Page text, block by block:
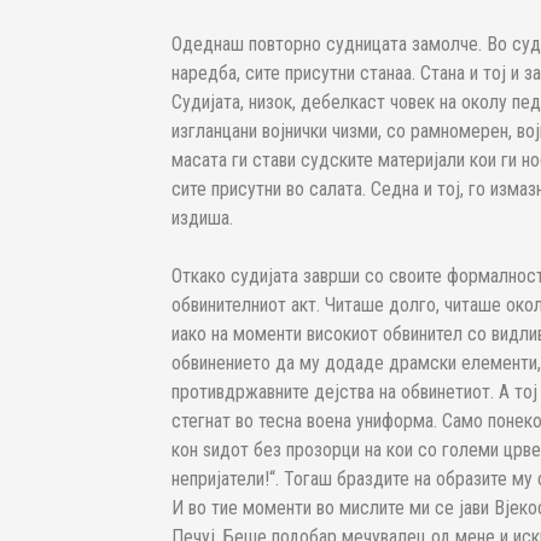
Одеднаш повторно судницата замолче. Во
наредба, сите присутни станаа. Стана и тој и
Судијата, низок, дебелкаст човек на околу
изгланцани војнички чизми, со рамномерен,
масата ги стави судските материјали кои ги
сите присутни во салата. Седна и тој, го
издиша.
Откако судијата заврши со своите формалности, збор зеде обвинителот и започна да го чита обвинителниот акт. Читаше долго, читаше околу час и дваесетина минути со монотон, здодевен тон, иако на моменти високиот обвинител со видлив вишок на килограми се обидуваше на текстот на обвинението да му додаде драмски елементи, особено во деловите каде се опишуваа противдржавните дејства на обвинетиот. А тој остана смирен и не го тргна погледот од обвинителот стегнат во тесна воена униформа. Само понекогаш ќе ја закосеше главата и ќе погледнеше на лево, кон ѕидот без прозорци на кои со големи црвени букви беше испишана паролата „Долу народните непријатели!“. Тогаш браздите на образите му стануваа подлабоки, а густите веѓи му се доближуваа. И во тие моменти во мислите ми се јави Вјекослав, мојот стар пријател уште од мојот престој во Печуј. Беше подобар мечувалец од мене и искрено признавам поголем идеалист. Јас подобро пишував од него и повторно искрено, повеќе нештата ги гледав со разумот. Кај Вјеко, срцето беше господарот. Војната, фала богу, ја преживеавме и го дочекавме настанувањето на новата држава. Заедно бевме и во Бјеловар, 1919 година. Гледавме кон исток, кон случувањата кои доаѓаа од големата земја, имавме големи очекувања и верувавме дека светот, еве сега, ќе биде подобар и посреќен. Потоа јас борбата ја продолжив со полемики, книжевни критики, книжевни пресметки и кафански муабетења, а Вјеко борбата знаеше да ја води со револвер. Окапа по разните затвори, скоро осум години. Колку можев помагав, но признавам понекогаш не можев ништо да сторам и покрај бројните познанства што ги имав. И така сè до 1936 година кога Вјеко излезе, по не знам кој пат, од затвор, а во Шпанија започна граѓанската војна. И не му требаше многу на Вјеко за повторно понесен од она што му говори срцето да тргне воден од своите длабоко вкоренети идеали кон непознатата топла земја за која единствено што знаеше е дека има преубави жени и дека ако сега не помогне во борбата, фашизмот еднаш засекогаш ќе го освои светот и секоја слободна и демократска мисла и идеја засекогаш ќе биде загубена. Кон Шпанија тргна илегално затоа што легално не можеше да ја напушти земјата, имаше предебело полициско досие. Преку Павле Грегориќ некако извади фалц документи, ама, за секој случај, границата кон Австрија ја помина илегално. Потоа беше полесно до Париз, а оттаму во организирани групи од пет до седум лица преку скриени, планински патчиња стигна во Шпанија. Во Шпанија остана до почетокот на 1939 година кога Интернационалните бригади беа распуштени и доброволците кои беа дојдени во Шпанија мораа да се вратат во своите земји. Таму ги помина сите големи битки, неколкупати рануван, од одбраната на Мадрид, битката на Харама, фронтот во Арагон, преку битката на Ебро, за да заврши на крај во воениот логор Аржелес сур мер во Франција каде остана сè до пред капитулацијата на Франција, во јуни 1940 година. Успеа некако да избега пред нацистите да дојдат до логорот и преку Италија да се врати дома, во Загреб. Во Загреб, сите тие години, немаше кој да го чека, куќичката во Дубрава му зјаеше долго празна, немаше фамилија, не беше женет, но нè имаше нас, неколкумината пријатели од доверба. Секогаш со гордост ми ја покажуваше фотографијата на која во центарот стоеше насмеаната Долорес Ибарури со цврсто стисната и дигната десна тупаница, а околу неа насобрани бројни доброволци дојдени од сите страни на светот, меѓу кои и тој. Ми ги опишуваше случувањата пред и по настанувањето на фотографијата, посебно ја ценеше Ибарури и секогаш наоѓаше оправдание за нејзините постапки и решенија донесени во текот на војната, секогаш кога јас ќе изнесев некое мое спротивно видување или размислување за споменатите настани. Имаше Вјеко и една згужвана фотографија со Дурути, но таа ми ја покажа само еднаш и повеќе не ја видов. Во тие долги беседи на Вјеко имаше еден посебен дел, сакаше да зборува за луѓето кои ги сретнал и запознал во Шпанија и во воениот логор во Франција. Сакаше да ми ги пренесе тие животни приказни веројатно несвесно поврзувајќи го тоа со моето пишување. Вјеко како да ми предаваше историски, воен и доверлив материјал кој сакаше да го зачува од заборавот. Беше свесен дека многу од сето тоа ако не биде кажано и запишано полека ќе биде заборавено. Времињата кои доаѓаа, добро знаеше, не се добри. Неизвесноста и опасноста ја чувствуваше, па затоа постојано одеднаш без никаков повод, среде муабет, ќе се потсетеше на некого и потоа долго кажуваше за него, за тој свој шпански познаник, другар, соборец, сè со единствена цел, да остане ситна, вербална трага од тие приказни во умовите на присутните. И така, од сите тие кажувања и приказни на Вјеко, посебно внимание ми привлече приказната за Диме Македонецот. Никогаш Вјеко не ми го кажа презимето на човекот кого го беше запознал во логорот во Франција, иако повеќепати се навраќаше на приказната за